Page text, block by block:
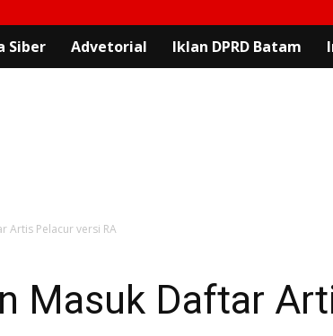
Siber Advetorial Iklan DPRD Batam
Artis Pelacur versi RA
Masuk Daftar